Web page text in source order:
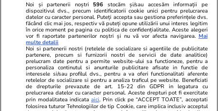
11:00
De ce nu stingem lumina când
ne zice Bolojan. Criza Dunării e
doar un avertisment
Noi și partenerii noștri 596 stocăm și/sau accesăm informații pe
dispozitivul dvs., precum identificatorii cookie unici pentru prelucrarea
datelor cu caracter personal. Puteți accepta sau gestiona preferințele dvs.
făcând clic mai jos, respectiv vă puteți opune utilizării unui interes legitim
în orice moment pe pagina cu politica de confidențialitate. Aceste alegeri
vor fi raportate partenerilor noștri și nu vă vor afecta navigarea. Mai
multe detalii
Noi si partenerii nostri (retelele de socializare si agentiile de publicitate
partenere, precum si furnizorii nostri de servicii de date analitice)
prelucram date pentru a permite website-ului sa functioneze, pentru a
personaliza continutul si anunturile publicitare afisate in functie de
interesele si/sau profilul dvs., pentru a va oferi functionalitati aferente
retelelor de socializare si pentru a analiza traficul pe website. Beneficiati
de drepturile prevazute de art. 15-22 din GDPR in legatura cu
prelucrarea datelor cu caracter personal. Aceste drepturi pot fi exercitate
prin modalitatea indicataaici. Prin click pe “ACCEPT TOATE”, acceptati
folosirea tuturor Tehnologiilor de tip Cookie, care implica inclusiv acceptul